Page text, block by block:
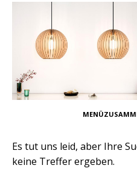
Es tut uns leid, aber Ihre
keine Treffer ergeben.